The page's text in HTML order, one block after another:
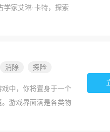
家艾琳·卡特，探索
消除 探险
中，你将置身于一个
游戏界面满是各类物